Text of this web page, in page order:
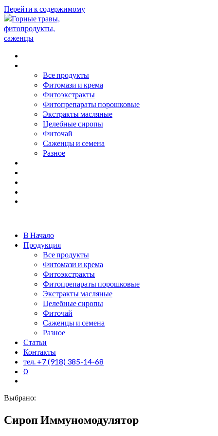
Перейти к содержимому
Все продукты
Фитомази и крема
Фитоэкстракты
Фитопрепараты порошковые
Экстракты масляные
Целебные сиропы
Фиточай
Саженцы и семена
Разное
В Начало
Продукция
Все продукты
Фитомази и крема
Фитоэкстракты
Фитопрепараты порошковые
Экстракты масляные
Целебные сиропы
Фиточай
Саженцы и семена
Разное
Статьи
Контакты
тел. +7 (918) 385-14-68
0
Выбрано:
Сироп Иммуномодулятор